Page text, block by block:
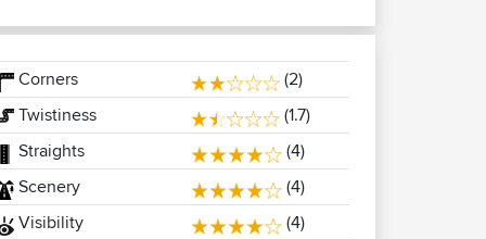
Corners
(2)
Twistiness
(1.7)
Straights
(4)
Scenery
(4)
Visibility
(4)